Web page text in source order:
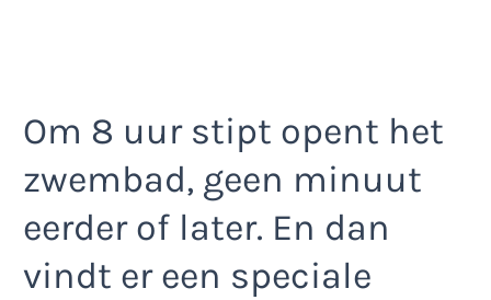
Om 8 uur stipt opent het
zwembad, geen minuut
eerder of later. En dan
vindt er een speciale